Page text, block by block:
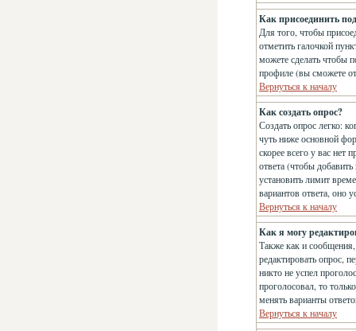
Как присоединить
Для того, чтобы
отметить галочкой
можете сделать чтобы
профиле (вы сможете
Вернуться к началу
Как создать опрос?
Создать опрос легко:
чуть ниже основной
скорее всего у вас нет
ответа (чтобы
установить лимит
вариантов ответа, оно
Вернуться к началу
Как я могу
Также как и
редактировать опрос,
никто не успел
проголосовал, то
менять варианты
Вернуться к началу